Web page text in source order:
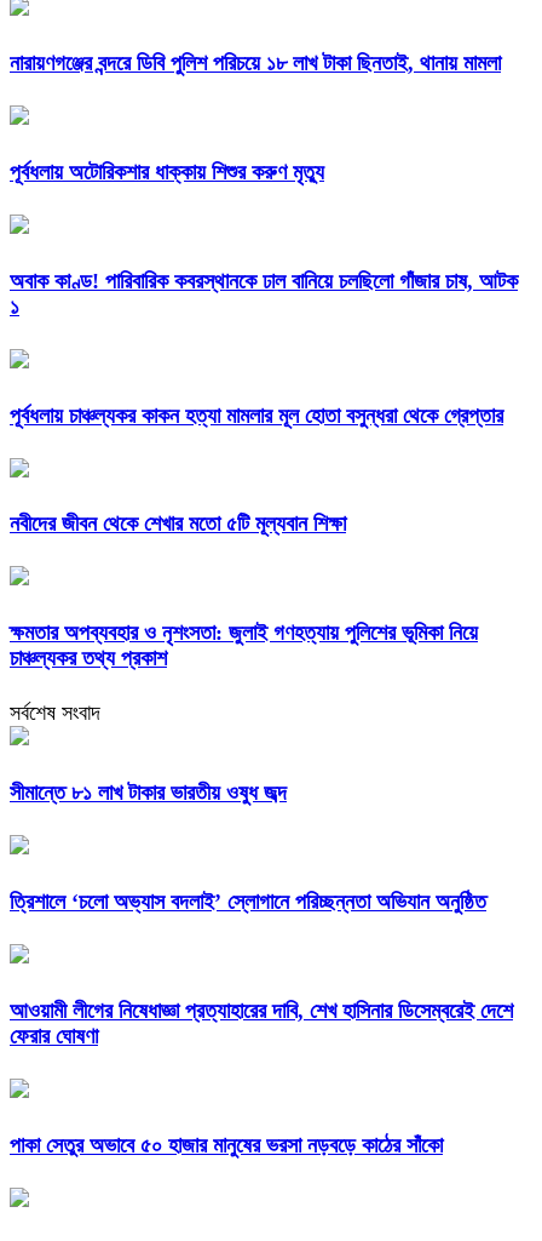
নারায়ণগঞ্জের বন্দরে ডিবি পুলিশ পরিচয়ে ১৮ লাখ টাকা ছিনতাই, থানায় মামলা
পূর্বধলায় অটোরিকশার ধাক্কায় শিশুর করুণ মৃত্যু
অবাক কাণ্ড! পারিবারিক কবরস্থানকে ঢাল বানিয়ে চলছিলো গাঁজার চাষ, আটক
১
পূর্বধলায় চাঞ্চল্যকর কাকন হত্যা মামলার মূল হোতা বসুন্ধরা থেকে গ্রেপ্তার
নবীদের জীবন থেকে শেখার মতো ৫টি মূল্যবান শিক্ষা
ক্ষমতার অপব্যবহার ও নৃশংসতা: জুলাই গণহত্যায় পুলিশের ভূমিকা নিয়ে
চাঞ্চল্যকর তথ্য প্রকাশ
সর্বশেষ সংবাদ
সীমান্তে ৮১ লাখ টাকার ভারতীয় ওষুধ জব্দ
‎ত্রিশালে ‘চলো অভ্যাস বদলাই’ স্লোগানে পরিচ্ছন্নতা অভিযান অনুষ্ঠিত
আওয়ামী লীগের নিষেধাজ্ঞা প্রত্যাহারের দাবি, শেখ হাসিনার ডিসেম্বরেই দেশে
ফেরার ঘোষণা
পাকা সেতুর অভাবে ৫০ হাজার মানুষের ভরসা নড়বড়ে কাঠের সাঁকো